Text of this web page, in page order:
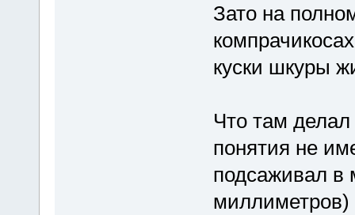
Зато на
куски шкуры
Что там
понятия не
подсаживал в
миллиметров)